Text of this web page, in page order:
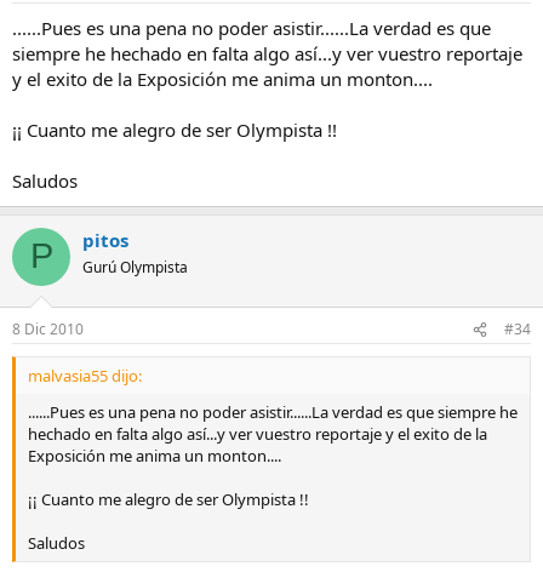
......Pues es una pena no poder asistir......La verdad es que
siempre he hechado en falta algo así...y ver vuestro reportaje
y el exito de la Exposición me anima un monton....
¡¡ Cuanto me alegro de ser Olympista !!
Saludos
P pitos
Gurú Olympista
8 Dic 2010 #34
malvasia55 dijo:
......Pues es una pena no poder asistir......La verdad es que siempre he
hechado en falta algo así...y ver vuestro reportaje y el exito de la
Exposición me anima un monton....
¡¡ Cuanto me alegro de ser Olympista !!
Saludos